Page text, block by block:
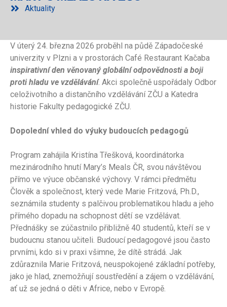
Aktuality
V úterý 24. března 2026 proběhl na půdě Západočeské
univerzity v Plzni a v prostorách Café Restaurant Kačaba
inspirativní den věnovaný globální odpovědnosti a boji
proti hladu ve vzdělávání. Akci společně uspořádaly Odbor
celoživotního a distančního vzdělávání ZČU a Katedra
historie Fakulty pedagogické ZČU.
Dopolední vhled do výuky budoucích pedagogů
Program zahájila Kristína Třešková, koordinátorka
mezinárodního hnutí Mary’s Meals ČR, svou návštěvou
přímo ve výuce občanské výchovy. V rámci předmětu
Člověk a společnost, který vede Marie Fritzová, Ph.D.,
seznámila studenty s palčivou problematikou hladu a jeho
přímého dopadu na schopnost dětí se vzdělávat.
Přednášky se zúčastnilo přibližně 40 studentů, kteří se v
budoucnu stanou učiteli. Budoucí pedagogové jsou často
prvními, kdo si v praxi všimne, že dítě strádá. Jak
zdůraznila Marie Fritzová, neuspokojené základní potřeby,
jako je hlad, znemožňují soustředění a zájem o vzdělávání,
ať už se jedná o děti v Africe, nebo v Evropě.